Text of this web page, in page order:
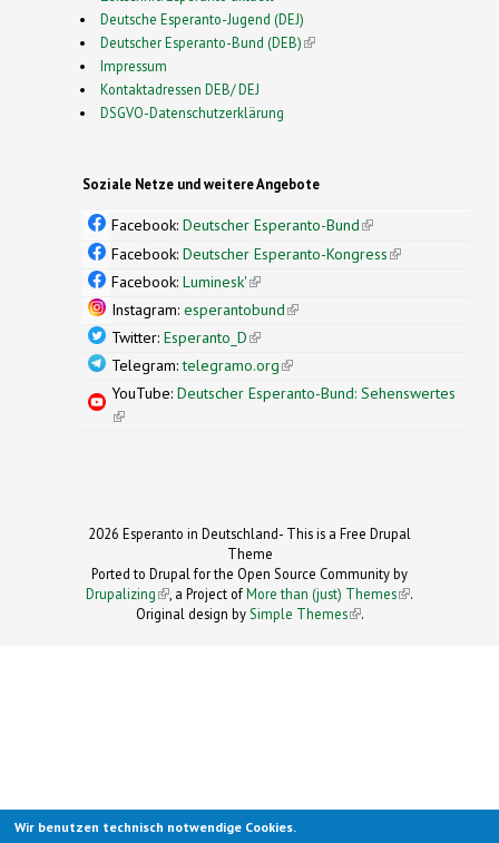
Deutsche Esperanto-Jugend (DEJ)
Deutscher Esperanto-Bund (DEB)(link is external)
Impressum
Kontaktadressen DEB/ DEJ
DSGVO-Datenschutzerklärung
Soziale Netze und weitere Angebote
Facebook: Deutscher Esperanto-Bund(link is
external)
Facebook: Deutscher Esperanto-Kongress(link is
Facebook: Luminesk'(link is external)
Instagram: esperantobund(link is external)
Twitter: Esperanto_D(link is external)
Telegram:telegramo.org(link is external)
YouTube: Deutscher Esperanto-Bund: Sehenswertes
(link is external)
2026 Esperanto in Deutschland- This is a Free Drupal
Theme
Ported to Drupal for the Open Source Community by
Drupalizing(link is external)
, a Project ofMore than (just) Themes (link is
.
Original design by Simple Themes
(link is
.
Wir benutzen technisch notwendige Cookies.